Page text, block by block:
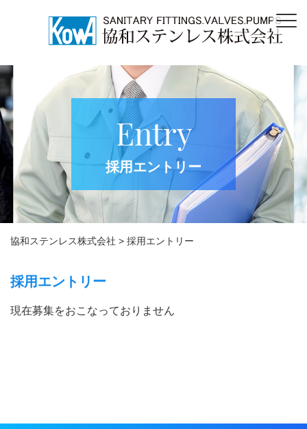
Entry
採用エントリー
協和ステンレス株式会社 > 採用エントリー
採用エントリー
現在募集をおこなっておりません